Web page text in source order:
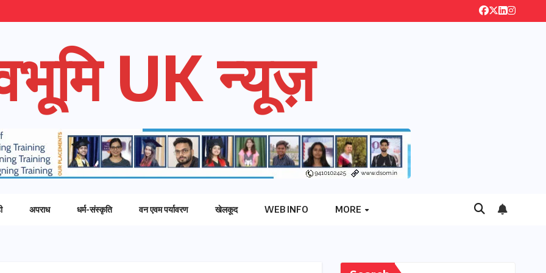
UK न्यूज़
अपराध धर्म-संस्कृति वन एवम पर्यावरण खेलकूद WEB INFO MORE